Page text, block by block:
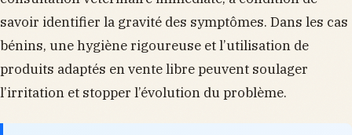
savoir identifier la gravité des symptômes. Dans les cas
bénins, une hygiène rigoureuse et l’utilisation de
produits adaptés en vente libre peuvent soulager
l’irritation et stopper l’évolution du problème.